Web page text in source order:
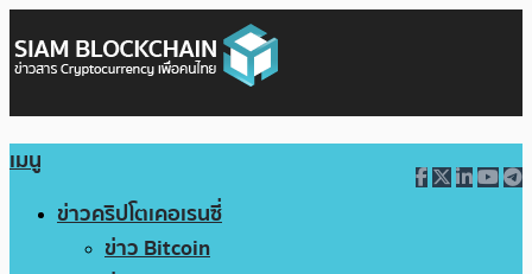
เมนู
ข่าวคริปโตเคอเรนซี่
ข่าว Bitcoin